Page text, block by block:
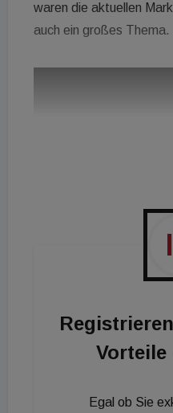
waren die aktuellen
auch ein großes Thema.
Vorteile
Egal ob Sie